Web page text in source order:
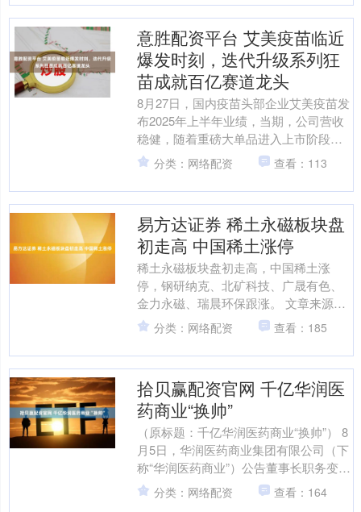
意胜配资平台 艾美疫苗临近
爆发时刻，迭代升级系列狂
苗成就百亿赛道龙头
8月27日，国内疫苗头部企业艾美疫苗发
布2025年上半年业绩，当期，公司营收
稳健，随着重磅大单品进入上市阶段，
研发费用降低，经营开支优化。公司13
价肺炎结合疫苗....
分类：网络配资 查看：113
易方达证券 稀土永磁板块盘
初走高 中国稀土涨停
稀土永磁板块盘初走高，中国稀土涨
停，钢研纳克、北矿科技、广晟有色、
金力永磁、瑞晨环保跟涨。 文章来源：
东方财富Choice数据 责任编辑：70 郑重
声明：东方财....
分类：网络配资 查看：185
拾贝赢配资官网 千亿华润医
药商业“换帅”
（原标题：千亿华润医药商业“换帅”） 8
月5日，华润医药商业集团有限公司（下
称“华润医药商业”）公告董事长职务变
动，邬建军因职务调整不再担任公司董
事及董事长。此....
分类：网络配资 查看：164